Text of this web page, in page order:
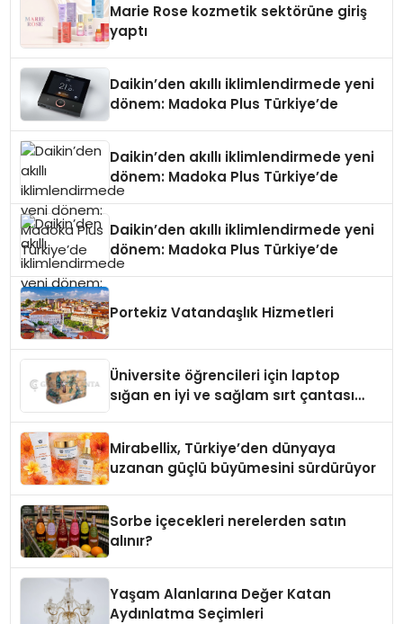
Marie Rose kozmetik sektörüne giriş
yaptı
Daikin’den akıllı iklimlendirmede yeni
dönem: Madoka Plus Türkiye’de
Daikin’den akıllı iklimlendirmede yeni
dönem: Madoka Plus Türkiye’de
Daikin’den akıllı iklimlendirmede yeni
dönem: Madoka Plus Türkiye’de
Portekiz Vatandaşlık Hizmetleri
Üniversite öğrencileri için laptop
sığan en iyi ve sağlam sırt çantası
Mirabellix, Türkiye’den dünyaya
uzanan güçlü büyümesini sürdürüyor
Sorbe içecekleri nerelerden satın
alınır?
Yaşam Alanlarına Değer Katan
Aydınlatma Seçimleri